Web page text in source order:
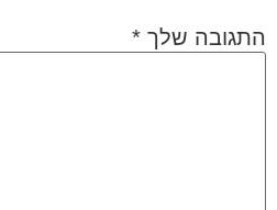
התגובה שלך *